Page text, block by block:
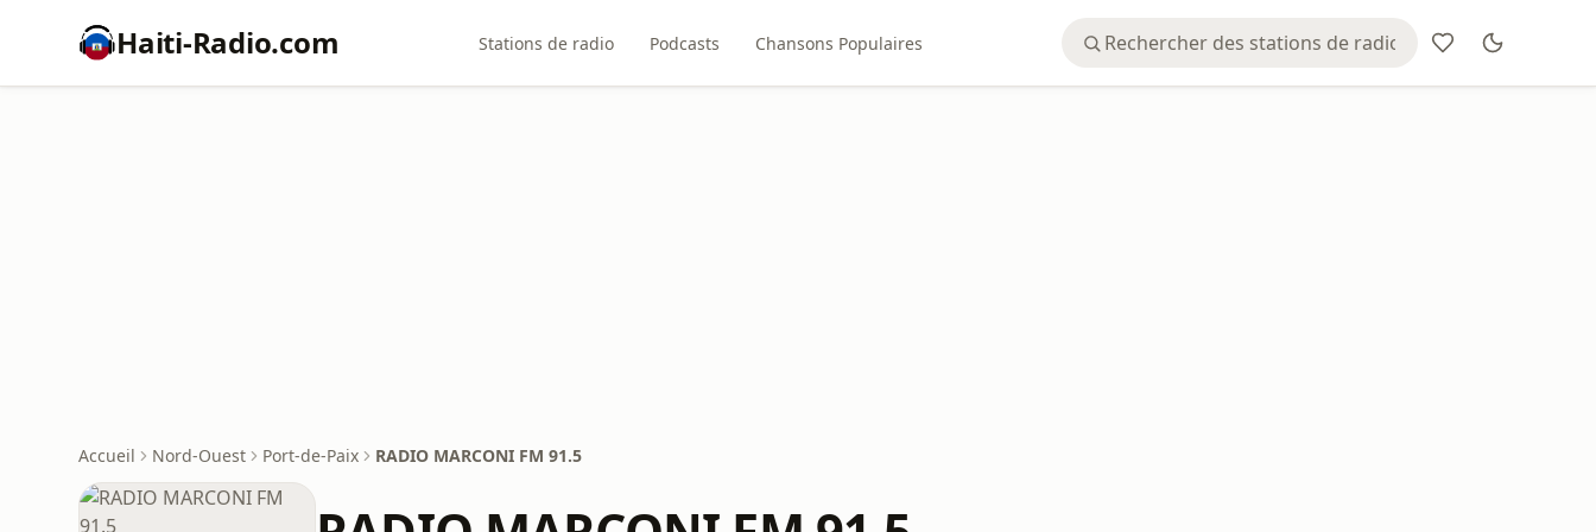
Haiti-Radio.com Stations de radio Podcasts Chansons Populaires
Accueil Nord-Ouest Port-de-Paix RADIO MARCONI FM 91.5